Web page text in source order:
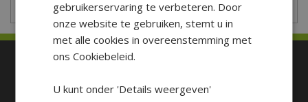
Betaal makkelijk en veilig
gebruikerservaring te verbeteren. Door
onze website te gebruiken, stemt u in
met alle cookies in overeenstemming met
ons Cookiebeleid.
U kunt onder 'Details weergeven'